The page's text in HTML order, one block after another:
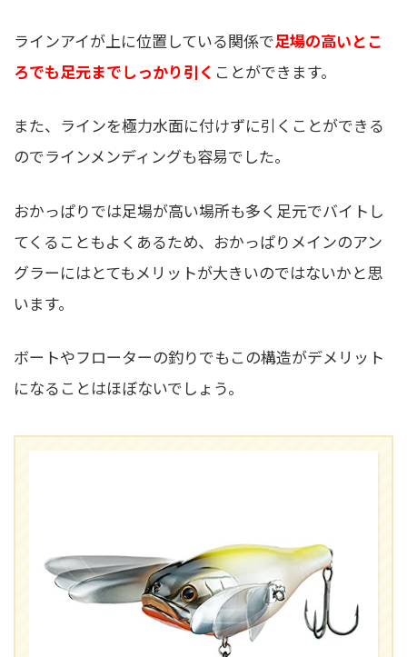
ラインアイが上に位置している関係で足場の高いとこ
ろでも足元までしっかり引く ことができます。
また、ラインを極力水面に付けずに引くことができる
のでラインメンディングも容易でした。
おかっぱりでは足場が高い場所も多く足元でバイトし
てくることもよくあるため、おかっぱりメインのアン
グラーにはとてもメリットが大きいのではないかと思
います。
ボートやフローターの釣りでもこの構造がデメリット
になることはほぼないでしょう。